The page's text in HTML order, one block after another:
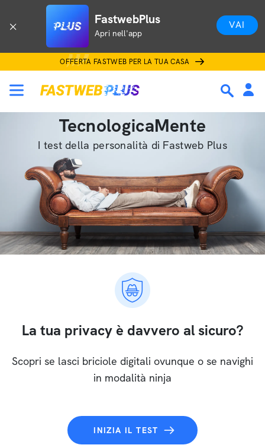
FastwebPlus
Apri nell'app
VAI
OFFERTA FASTWEB PER LA TUA CASA
TecnologicaMente
I test della personalità di Fastweb Plus
La tua privacy è davvero al sicuro?
Scopri se lasci briciole digitali ovunque o se navighi
in modalità ninja
INIZIA IL TEST